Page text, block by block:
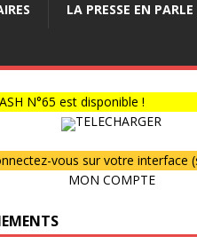
LA PRESSE EN PARLE
N°65 est disponible !
TELECHARGER
vous sur votre interface
MON COMPTE